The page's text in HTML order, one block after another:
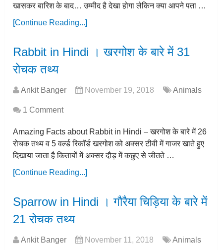
खासकर बारिश के बाद… उम्मीद है देखा होगा लेकिन क्या आपने पता …
[Continue Reading...]
Rabbit in Hindi । खरगोश के बारे में 31
रोचक तथ्य
Ankit Banger November 19, 2018 Animals
1 Comment
Amazing Facts about Rabbit in Hindi – खरगोश के बारे में 26
रोचक तथ्य व 5 वर्ल्ड रिकॉर्ड खरगोश को अक्सर टीवी में गाजर खाते हुए
दिखाया जाता है किताबों में अक्सर दौड़ में कछुए से जीतते …
[Continue Reading...]
Sparrow in Hindi । गौरैया चिड़िया के बारे में
21 रोचक तथ्य
Ankit Banger November 11, 2018 Animals